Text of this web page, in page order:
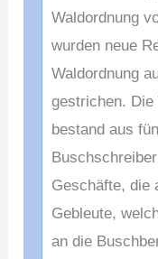
Waldordnung
wurden neue
Waldordnung
gestrichen. Die
bestand aus
Geschäfte, die
Gebleute,
an die